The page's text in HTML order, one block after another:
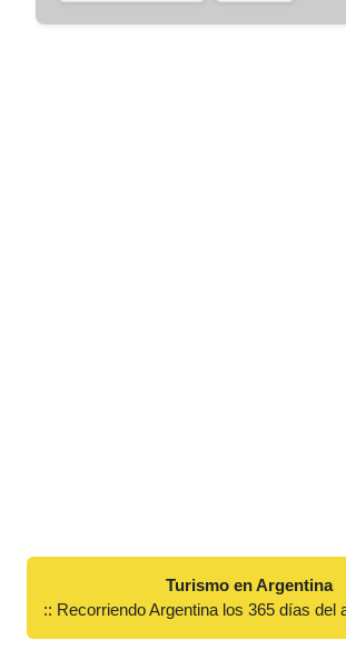
Turismo en Argentina
:: Recorriendo Argentina los 365 días del